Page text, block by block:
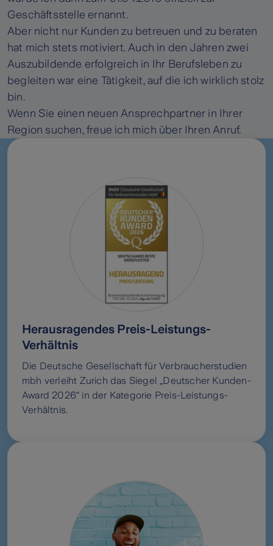
Geschäftsstelle ernannt.
Aber nicht nur Kunden zu betreuen und zu beraten
hat mich stets motiviert. Auch in den Jahren zwei
Auszubildende erfolgreich in Ihr Berufsleben zu
begleiten war eine Tätigkeit, auf die ich wirklich stolz
bin.
Wenn Sie einen neuen Ansprechpartner in Ihrer
Region suchen, freue ich mich über Ihren Anruf.
Herausragendes Preis-Leistungs-
Verhältnis
Die Deutsche Gesellschaft für Verbraucherstudien
mbh verleiht Zurich das Siegel „Deutscher Kunden-
Award 2026“ in der Kategorie Preis-Leistungs-
Verhältnis.